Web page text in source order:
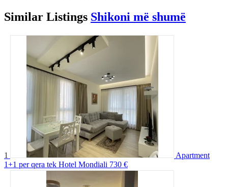
Similar Listings Shikoni më shumë
1
Apartment
1+1 per qera tek Hotel Mondiali 730 €